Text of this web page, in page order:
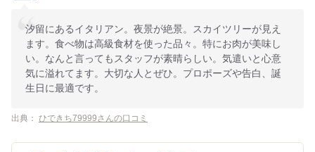
汐留にあるイタリアン。夜景が絶景。スカイツリーが見え
ます。食べ物は高級食材を使った品々。特にお肉が美味し
い。なんと言ってもスタッフが素晴らしい。気遣いと心意
気に溢れてます。大切な人とぜひ。プロポーズや告白、誕
生日に最適です。
出典： ひできち79999さんの口コミ